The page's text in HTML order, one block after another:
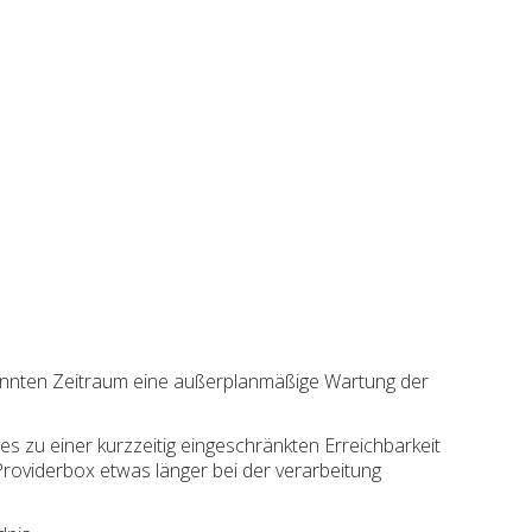
Zeitraum eine außerplanmäßige Wartung der
zu einer kurzzeitig eingeschränkten Erreichbarkeit
etwas länger bei der verarbeitung